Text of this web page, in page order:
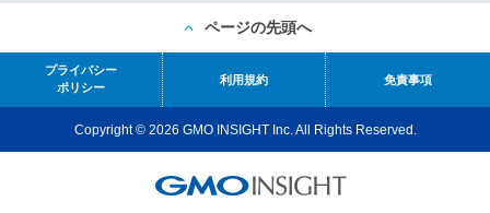
ページの先頭へ
プライバシー
ポリシー
利用規約 免責事項
Copyright © 2026 GMO INSIGHT Inc. All Rights Reserved.